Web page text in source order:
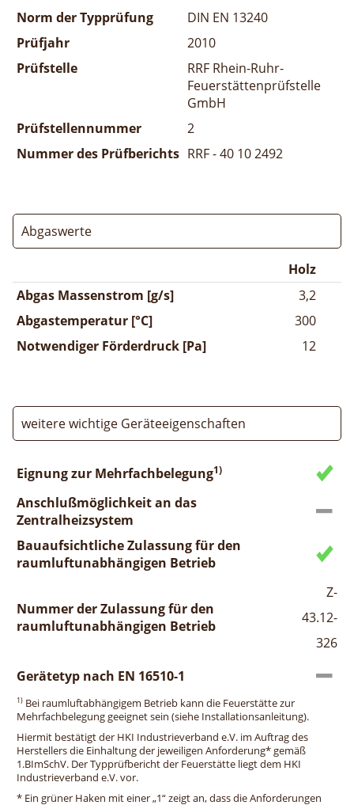
Norm der Typprüfung
DIN EN 13240
Prüfjahr
2010
Prüfstelle
RRF Rhein-Ruhr-
Feuerstättenprüfstelle
GmbH
Prüfstellennummer
2
Nummer des Prüfberichts RRF - 40 10 2492
Abgaswerte
Holz
Abgas Massenstrom [g/s]
3,2
Abgastemperatur [°C]
300
Notwendiger Förderdruck [Pa]
12
weitere wichtige Geräteeigenschaften
Eignung zur Mehrfachbelegung1)
Anschlußmöglichkeit an das
Zentralheizsystem
Bauaufsichtliche Zulassung für den
raumluftunabhängigen Betrieb
Nummer der Zulassung für den
raumluftunabhängigen Betrieb
Z-
43.12-
326
Gerätetyp nach EN 16510-1
1) Bei raumluftabhängigem Betrieb kann die Feuerstätte zur
Mehrfachbelegung geeignet sein (siehe Installationsanleitung).
Hiermit bestätigt der HKI Industrieverband e.V. im Auftrag des
Herstellers die Einhaltung der jeweiligen Anforderung* gemäß
1.BImSchV. Der Typprüfbericht der Feuerstätte liegt dem HKI
Industrieverband e.V. vor.
* Ein grüner Haken mit einer „1“ zeigt an, dass die Anforderungen